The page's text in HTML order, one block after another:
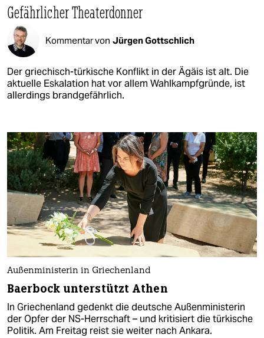
Gefährlicher Theaterdonner
Kommentar von Jürgen Gottschlich
Der griechisch-türkische Konflikt in der Ägäis ist alt. Die
aktuelle Eskalation hat vor allem Wahlkampfgründe, ist
allerdings brandgefährlich.
Außenministerin in Griechenland
Baerbock unterstützt Athen
In Griechenland gedenkt die deutsche Außenministerin
der Opfer der NS-Herrschaft – und kritisiert die türkische
Politik. Am Freitag reist sie weiter nach Ankara.